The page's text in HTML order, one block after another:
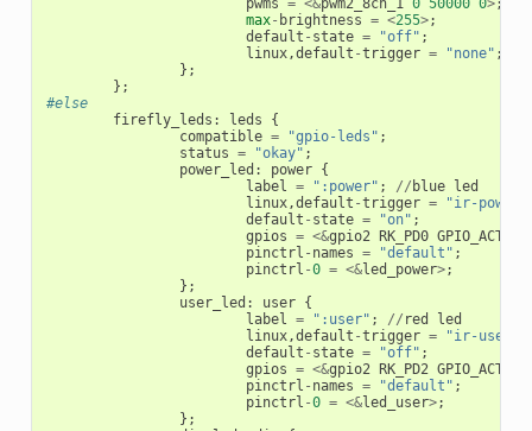
max- brightness = <255>;
default - state = "off" ;
linux,default -trigger = "none" ;
};
};
#else
firefly_leds : leds
{
compatible = "gpio-leds" ;
status = "okay" ;
power_led : power {
label
= ":power" ; // blue led
linux,default -trigger =
"ir-
default - state = "on" ;
gpios = <&gpio2 RK_PD0
pinctrl - names = "default" ;
pinctrl -0 = <&led_power>;
};
user_led : user {
label
= ":user" ; // red
led
linux,default -trigger =
"ir-user-
default - state = "off" ;
gpios = <&gpio2 RK_PD2
pinctrl - names = "default" ;
pinctrl -0 = <&led_user>;
};